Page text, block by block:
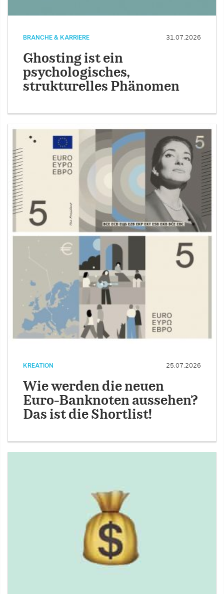
BRANCHE & KARRIERE 31.07.2026
Ghosting ist ein
psychologisches,
strukturelles Phänomen
KREATION 25.07.2026
Wie werden die neuen
Euro-Banknoten aussehen?
Das ist die Shortlist!